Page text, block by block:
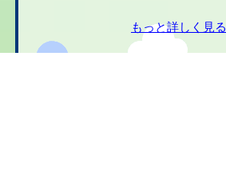
もっと詳しく見る